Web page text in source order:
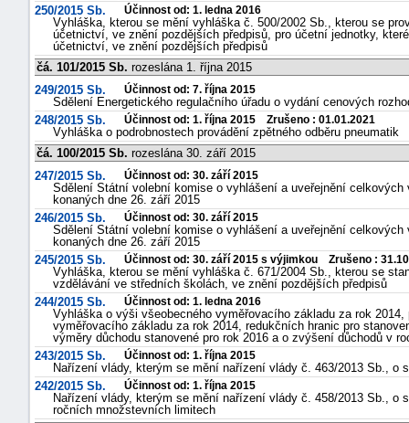
250/2015 Sb.
Účinnost od: 1. ledna 2016
Vyhláška, kterou se mění vyhláška č. 500/2002 Sb., kterou se
účetnictví, ve znění pozdějších předpisů, pro účetní jednotky,
účetnictví, ve znění pozdějších předpisů
čá. 101/2015 Sb. rozeslána 1. října 2015
249/2015 Sb.
Účinnost od: 7. října 2015
Sdělení Energetického regulačního úřadu o vydání cenových
248/2015 Sb.
Účinnost od: 1. října 2015 Zrušeno : 01.01.2021
Vyhláška o podrobnostech provádění zpětného odběru pneumatik
čá. 100/2015 Sb. rozeslána 30. září 2015
247/2015 Sb.
Účinnost od: 30. září 2015
Sdělení Státní volební komise o vyhlášení a uveřejnění
konaných dne 26. září 2015
246/2015 Sb.
Účinnost od: 30. září 2015
Sdělení Státní volební komise o vyhlášení a uveřejnění
konaných dne 26. září 2015
245/2015 Sb.
Účinnost od: 30. září 2015 s výjimkou Zrušeno :
Vyhláška, kterou se mění vyhláška č. 671/2004 Sb., kterou se
vzdělávání ve středních školách, ve znění pozdějších předpisů
244/2015 Sb.
Účinnost od: 1. ledna 2016
Vyhláška o výši všeobecného vyměřovacího základu za rok
vyměřovacího základu za rok 2014, redukčních hranic pro
výměry důchodu stanovené pro rok 2016 a o zvýšení důchodů v
243/2015 Sb.
Účinnost od: 1. října 2015
Nařízení vlády, kterým se mění nařízení vlády č. 463/2013 Sb., o
242/2015 Sb.
Účinnost od: 1. října 2015
Nařízení vlády, kterým se mění nařízení vlády č. 458/2013 Sb., o
ročních množstevních limitech